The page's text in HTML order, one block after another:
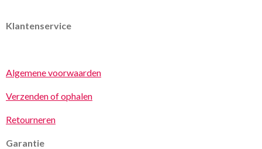
Klantenservice
Algemene voorwaarden
Verzenden of ophalen
Retourneren
Garantie